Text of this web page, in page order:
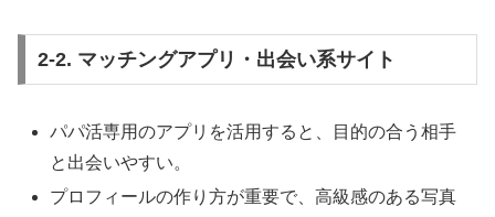
2-2. マッチングアプリ・出会い系サイト
パパ活専用のアプリを活用すると、目的の合う相手
と出会いやすい。
プロフィールの作り方が重要で、高級感のある写真